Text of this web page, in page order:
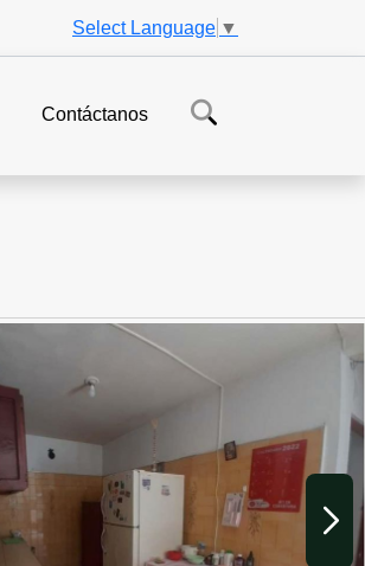
Select Language ▼
Contáctanos